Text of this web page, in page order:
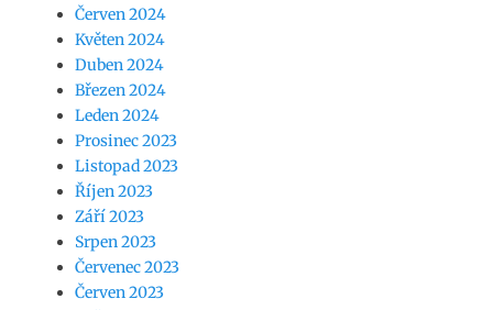
Červen 2024
Květen 2024
Duben 2024
Březen 2024
Leden 2024
Prosinec 2023
Listopad 2023
Říjen 2023
Září 2023
Srpen 2023
Červenec 2023
Červen 2023